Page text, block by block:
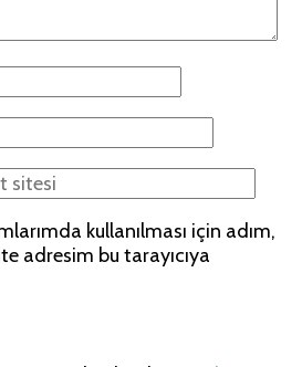
kullanılması için adım,
adresim bu tarayıcıya